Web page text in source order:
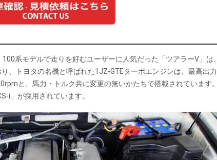
系モデルで走りを好むユーザーに人気だった「ツアラーV」は、
、トヨタの名機と呼ばれた1JZ-GTEターボエンジンは、最高出力
と、馬力・トルク共に変更の無いかたちで搭載されています。
i」が採用されています。